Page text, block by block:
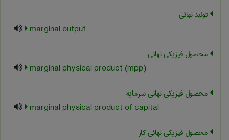
تولید نهائی
marginal output
محصول فیزیکی نهائی
marginal physical product (mpp)
محصول فیزیکی نهائی سرمایه
marginal physical product of capital
محصول فیزیکی نهائی کار